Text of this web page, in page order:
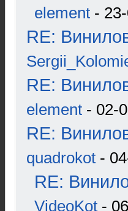
element -
RE:
RE:
element - 02-
RE:
quadrokot -
RE:
VideoKot -